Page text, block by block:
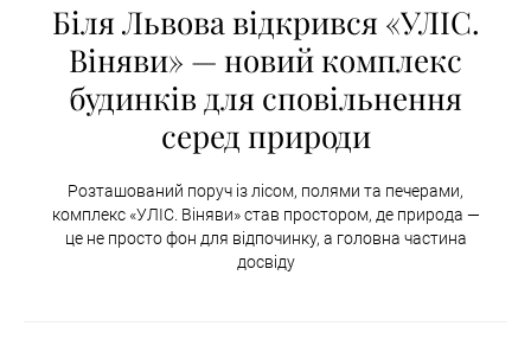
Біля Львова відкрився «УЛІС.
Віняви» — новий комплекс
будинків для сповільнення
серед природи
Розташований поруч із лісом, полями та печерами,
комплекс «УЛІС. Віняви» став простором, де природа —
це не просто фон для відпочинку, а головна частина
досвіду